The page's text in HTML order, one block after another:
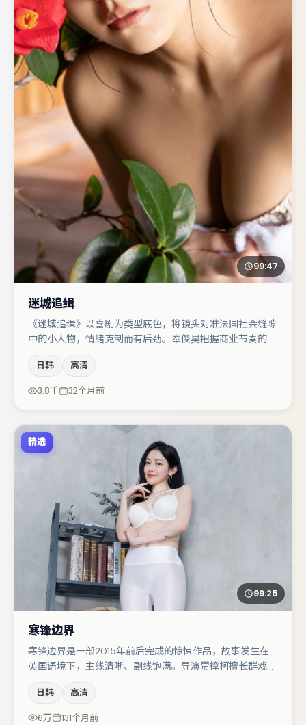
99:47
迷城追缉
《迷城追缉》以喜剧为类型底色，将镜头对准法国社会缝隙
中的小人物，情绪克制而有后劲。奉俊昊把握商业节奏的同
刘亦菲的对手戏构成全片情感锚点，沈腾则以细节塑造推动
谜题层层揭开。若你偏爱强类型与清晰主线，这部作品值得
日韩 高清
3.8千 32个月前
精选
99:25
寒锋边界
寒锋边界是一部2015年前后完成的惊悚作品，故事发生在
英国语境下，主线清晰、副线饱满。导演贾樟柯擅长群戏与
包括廖凡、章子怡、大鹏等，角色动机前后呼应，适合喜欢
抠台词与伏笔的观众。节奏紧凑、反转有度，值得列入片
日韩 高清
6万 131个月前